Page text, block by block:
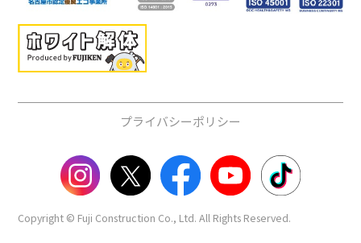
プライバシーポリシー
Copyright © Fuji Construction Co., Ltd. All Rights Reserved.